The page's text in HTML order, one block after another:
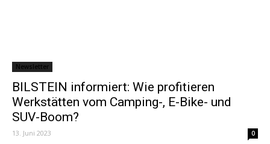
Newsletter
BILSTEIN informiert: Wie profitieren
Werkstätten vom Camping-, E-Bike- und
SUV-Boom?
13. Juni 2023 0